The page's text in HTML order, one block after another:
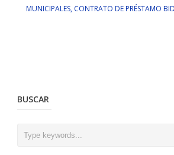
MUNICIPALES, CONTRATO DE PRÉSTAMO
BUSCAR